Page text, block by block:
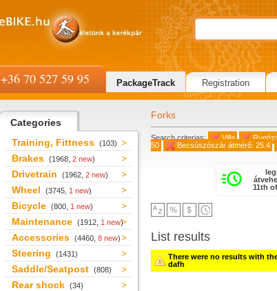
Categories
Training, Fittness (103)
Brakes (1968, 2 new)
Drivetrain (1962, 2 new)
Wheel (3745, 1 new)
Bicycle (800, 1 new)
Maintenance (1912, 1 new)
Accessories (4460, 8 new)
Steering (1431)
Saddle/Seatpost (808)
Rear shock (34)
Forks
Search criterias: Villa
50
Becsúszószár átmérő: 25.4
11th
List results
There were no results with
dafh
+36 70 527 59 95 PackageTrack Registration